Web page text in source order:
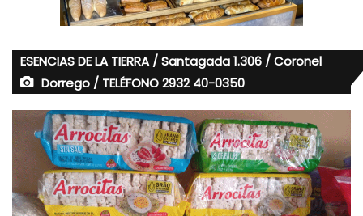
ESENCIAS DE LA TIERRA / Santagada 1.306 / Coronel
Dorrego / TELÉFONO 2932 40-0350